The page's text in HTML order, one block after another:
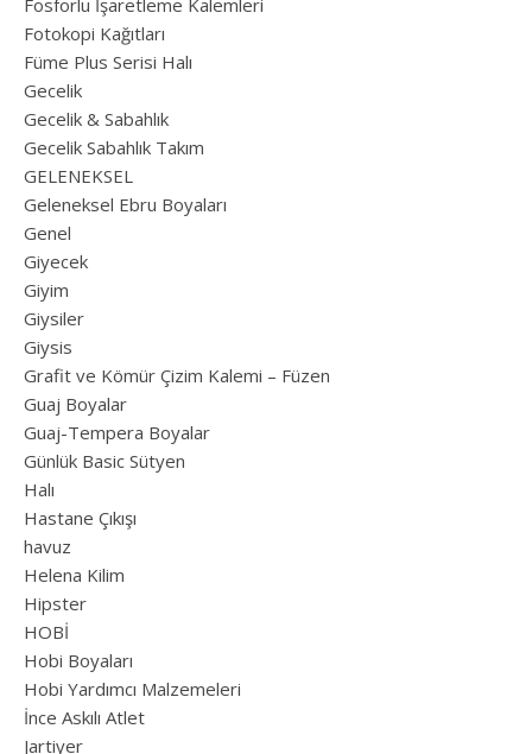
Fosforlu İşaretleme Kalemleri
Fotokopi Kağıtları
Füme Plus Serisi Halı
Gecelik
Gecelik & Sabahlık
Gecelik Sabahlık Takım
GELENEKSEL
Geleneksel Ebru Boyaları
Genel
Giyecek
Giyim
Giysiler
Giysis
Grafit ve Kömür Çizim Kalemi – Füzen
Guaj Boyalar
Guaj-Tempera Boyalar
Günlük Basic Sütyen
Halı
Hastane Çıkışı
havuz
Helena Kilim
Hipster
HOBİ
Hobi Boyaları
Hobi Yardımcı Malzemeleri
İnce Askılı Atlet
Jartiyer